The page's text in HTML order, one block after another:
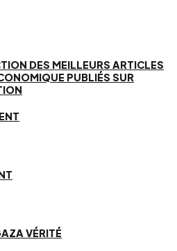
DES MEILLEURS ARTICLES
PUBLIÉS SUR
VÉRITÉ